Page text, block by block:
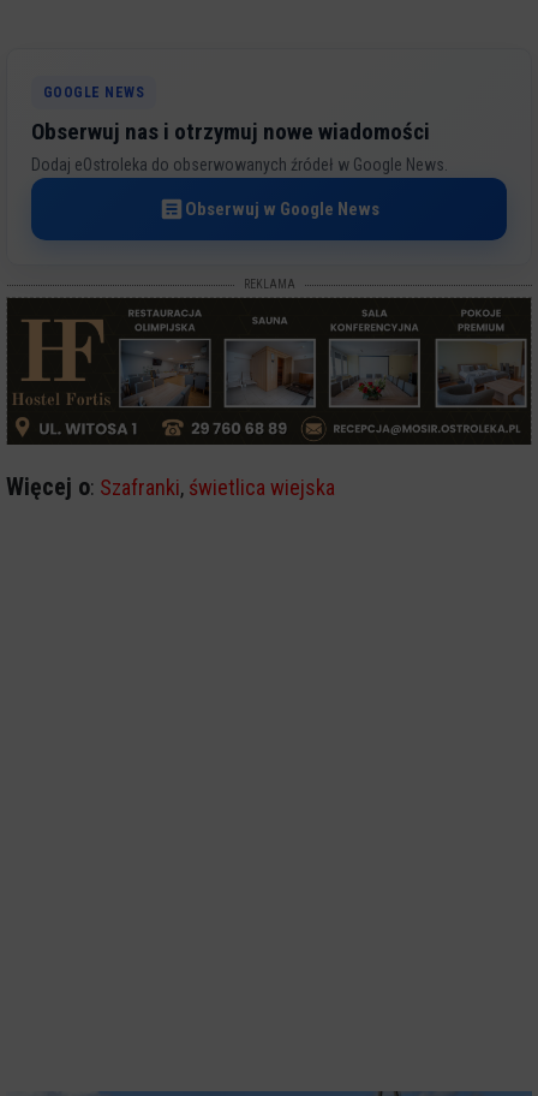
GOOGLE NEWS
Obserwuj nas i otrzymuj nowe wiadomości
Dodaj eOstroleka do obserwowanych źródeł w Google News.
Obserwuj w Google News
REKLAMA
Więcej o: Szafranki, świetlica wiejska